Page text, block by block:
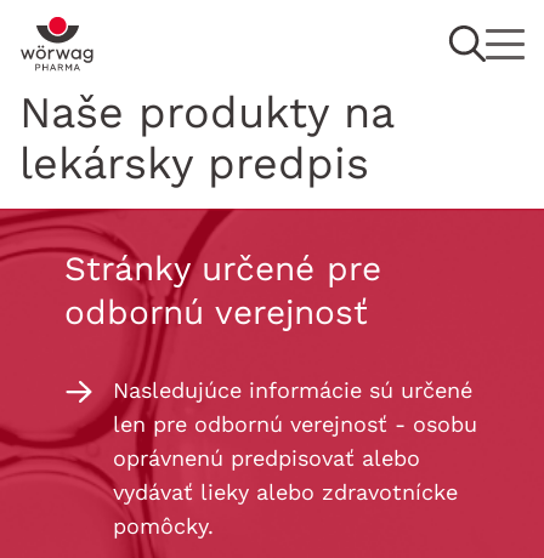
Naše produkty na
lekársky predpis
Stránky určené pre
odbornú verejnosť
Nasledujúce informácie sú určené
len pre odbornú verejnosť - osobu
oprávnenú predpisovať alebo
vydávať lieky alebo zdravotnícke
pomôcky.